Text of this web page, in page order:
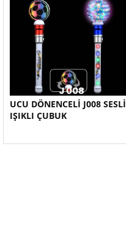
UCU DÖNENCELİ J008 SESLİ
IŞIKLI ÇUBUK